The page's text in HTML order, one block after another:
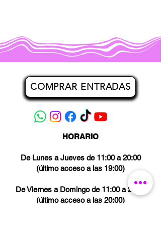
COMPRAR ENTRADAS
HORARIO
De Lunes a Jueves de 11:00 a 20:00
(último acceso a las 19:00)
De Viernes a Domingo de 11:00 a 21:00
(último acceso a las 20:00)